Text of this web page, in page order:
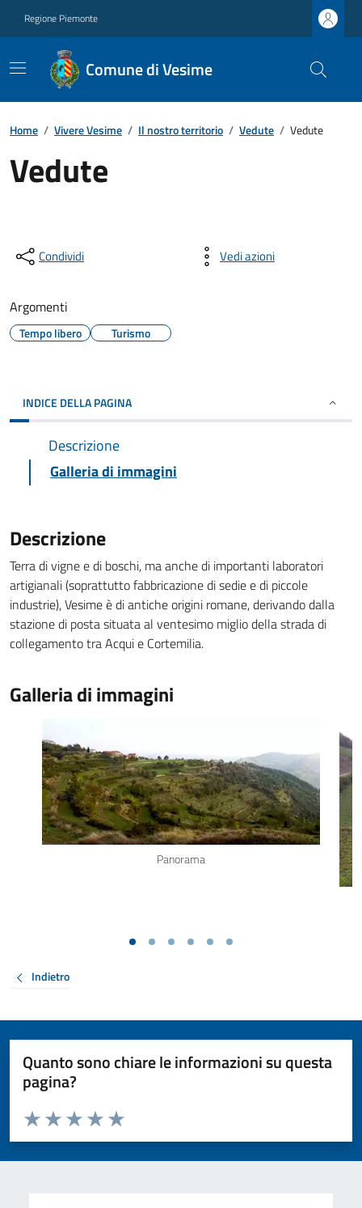
Regione Piemonte
Comune di Vesime
Home / Vivere Vesime / Il nostro territorio / Vedute / Vedute
Vedute
Condividi Vedi azioni
Argomenti
Tempo libero Turismo
INDICE DELLA PAGINA
Descrizione
Galleria di immagini
Descrizione
Terra di vigne e di boschi, ma anche di importanti laboratori
artigianali (soprattutto fabbricazione di sedie e di piccole
industrie), Vesime è di antiche origini romane, derivando dalla
stazione di posta situata al ventesimo miglio della strada di
collegamento tra Acqui e Cortemilia.
Galleria di immagini
Panorama
Indietro
Quanto sono chiare le informazioni su questa
pagina?
Valuta da 1 a 5 stelle la pagina
Valuta 5 stelle su 5
Valuta 4 stelle su 5
Valuta 3 stelle su 5
Valuta 2 stelle su 5
Valuta 1 stelle su 5